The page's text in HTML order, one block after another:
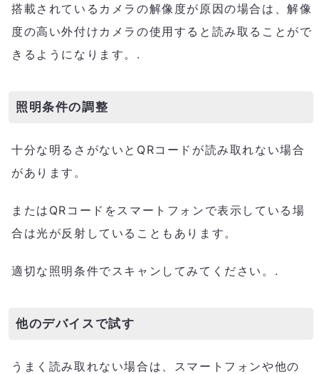
搭載されているカメラの解像度が原因の場合は、解像
度の高い外付けカメラの使用すると読み取ることがで
きるようになります。.
照明条件の調整
十分な明るさがないとQRコードが読み取れない場合
があります。
またはQRコードをスマートフォンで表示している場
合は光が反射していることもあります。
適切な照明条件でスキャンしてみてください。.
他のデバイスで試す
うまく読み取れない場合は、スマートフォンや他の